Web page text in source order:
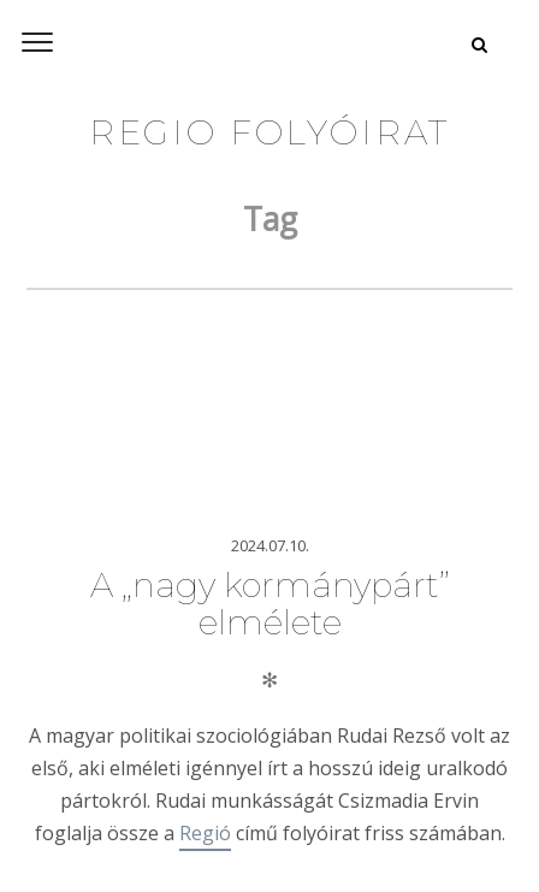
REGIO FOLYÓIRAT
Tag
2024.07.10.
A „nagy kormánypárt”
elmélete
✻
A magyar politikai szociológiában Rudai Rezső volt az
első, aki elméleti igénnyel írt a hosszú ideig uralkodó
pártokról. Rudai munkásságát Csizmadia Ervin
foglalja össze a Regió című folyóirat friss számában.